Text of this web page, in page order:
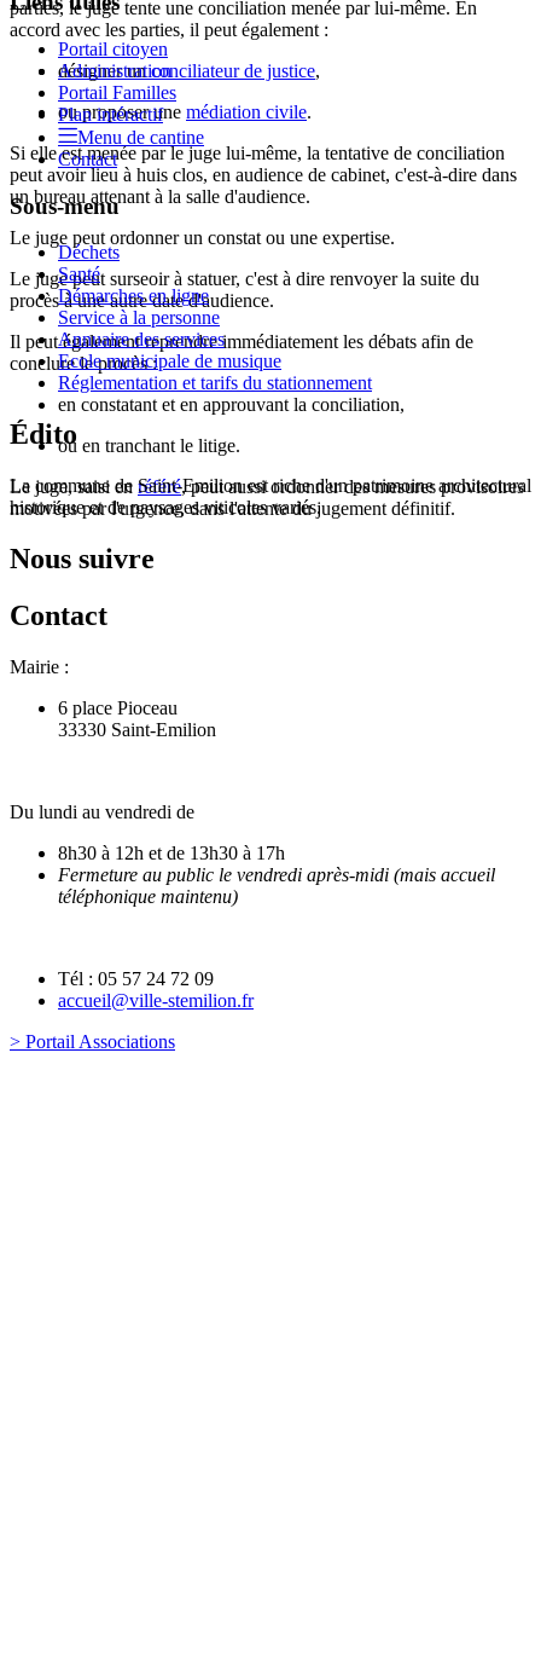
parties, le juge tente une conciliation menée par lui-même. En
accord avec les parties, il peut également :
désigner unconciliateur de justice,
ou proposer une médiation civile.
Si elle est menée par le juge lui-même, la tentative de conciliation
peut avoir lieu à huis clos, en audience de cabinet, c'est-à-dire dans
un bureau attenant à la salle d'audience.
Le juge peut ordonner un constat ou une expertise.
Le juge peut surseoir à statuer, c'est à dire renvoyer la suite du
procès à une autre date d'audience.
Il peut également reprendre immédiatement les débats afin de
conclure le procès :
en constatant et en approuvant la conciliation,
ou en tranchant le litige.
Le juge, saisi en référé, peut aussi ordonner des mesures provisoires
motivées par l'urgence, dans l'attente du jugement définitif.
Portail citoyen
Administration
Portail Familles
Plan intéractif
Menu de cantine
Contact
Sous-menu
Déchets
Santé
Démarches en ligne
Service à la personne
Annuaire des services
Ecole municipale de musique
Réglementation et tarifs du stationnement
Édito
La commune de Saint-Emilion est riche d'un patrimoine architectural
historique et de paysages viticoles variés.
Nous suivre
Contact
Mairie :
6 place Pioceau
33330 Saint-Emilion
Du lundi au vendredi de
8h30 à 12h et de 13h30 à 17h
Fermeture au public le vendredi après-midi (mais accueil
téléphonique maintenu)
Tél : 05 57 24 72 09
accueil@ville-stemilion.fr
> Portail Associations